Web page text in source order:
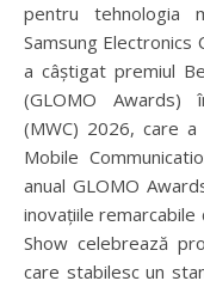
pentru tehnologia
Samsung Electronics
a câștigat premiul
(GLOMO Awards)
(MWC) 2026, care a
Mobile
anual GLOMO
inovațiile remarcabile
Show celebrează
care stabilesc un